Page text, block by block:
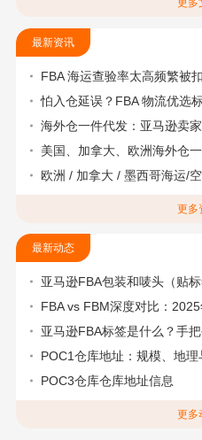
更多
最新资讯
FBA 海运查验率太高频繁被扣
怕入仓延误？FBA 物流优选标准
海外仓一件代发：亚马逊卖
美国、加拿大、欧洲海外仓
欧洲 / 加拿大 / 墨西哥海运/
更多
最新动态
亚马逊FBA包装和唛头（贴
FBA vs FBM深度对比：2025年卖
亚马逊FBA标签是什么？手把手
POC1仓库地址：规模、地
POC3仓库仓库地址信息
更多